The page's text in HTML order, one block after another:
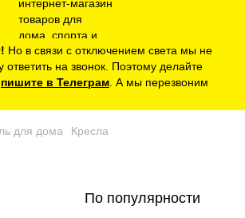
Но в связи с отключением света мы не
ответить на звонок. Поэтому делайте
пишите в Телеграм . А мы перезвоним
для дома Кресла
По популярности